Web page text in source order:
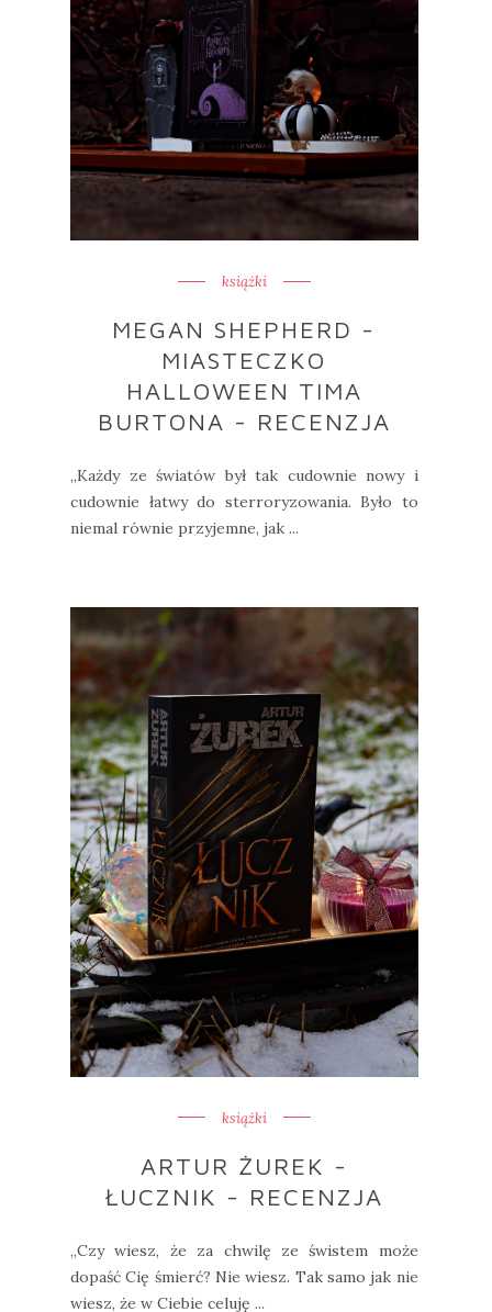
książki
MEGAN SHEPHERD -
MIASTECZKO
HALLOWEEN TIMA
BURTONA - RECENZJA
„Każdy ze światów był tak cudownie nowy i
cudownie łatwy do sterroryzowania. Było to
niemal równie przyjemne, jak ...
książki
ARTUR ŻUREK -
ŁUCZNIK - RECENZJA
„Czy wiesz, że za chwilę ze świstem może
dopaść Cię śmierć? Nie wiesz. Tak samo jak nie
wiesz, że w Ciebie celuję ...